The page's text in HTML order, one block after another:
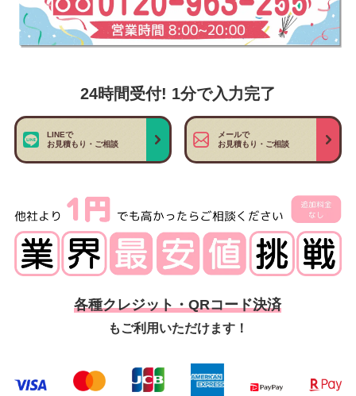
24時間受付! 1分で入力完了
LINEで
お見積もり・ご相談
メールで
お見積もり・ご相談
各種クレジット・QRコード決済
もご利用いただけます！